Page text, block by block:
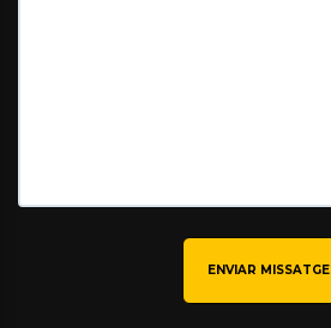
ENVIAR MISSATGE